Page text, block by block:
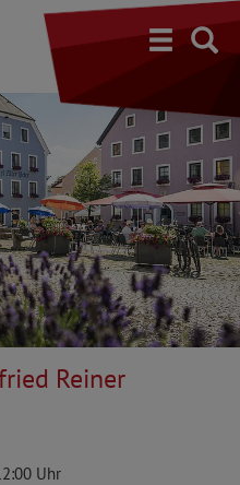
Reiner
Uhr